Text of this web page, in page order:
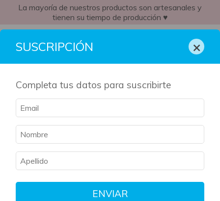
La mayoría de nuestros productos son artesanales y
tienen su tiempo de producción ♥
SUSCRIPCIÓN ×
Completa tus datos para suscribirte
ENVIAR